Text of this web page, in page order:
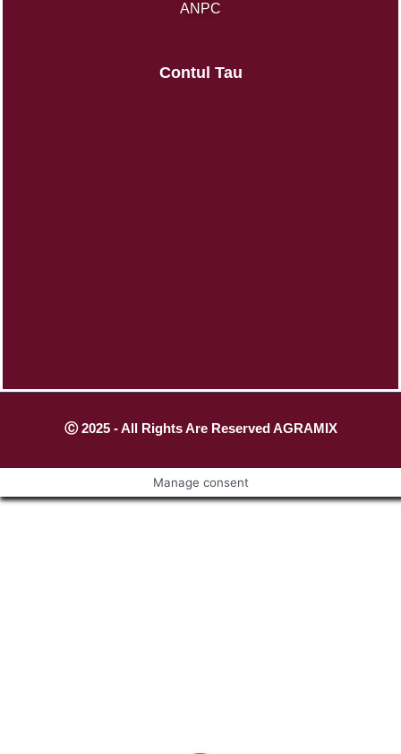
ANPC
Contul Tau
Ⓒ 2025 - All Rights Are Reserved AGRAMIX
Manage consent